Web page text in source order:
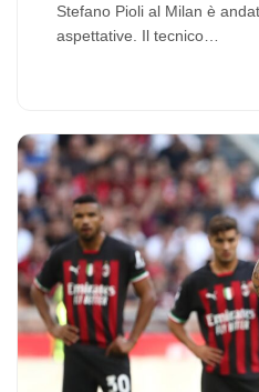
Stefano Pioli al Milan è
aspettative. Il tecnico…